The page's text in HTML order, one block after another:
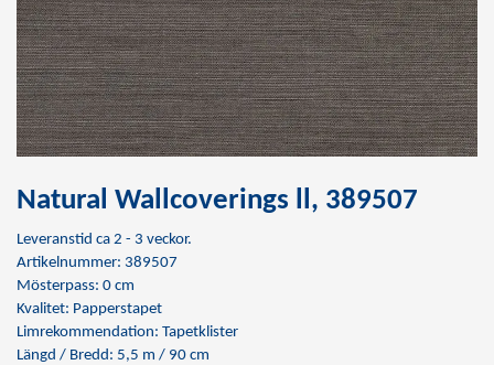
Natural Wallcoverings ll, 389507
Leveranstid ca 2 - 3 veckor.
Artikelnummer: 389507
Mösterpass: 0 cm
Kvalitet: Papperstapet
Limrekommendation: Tapetklister
Längd / Bredd: 5,5 m / 90 cm